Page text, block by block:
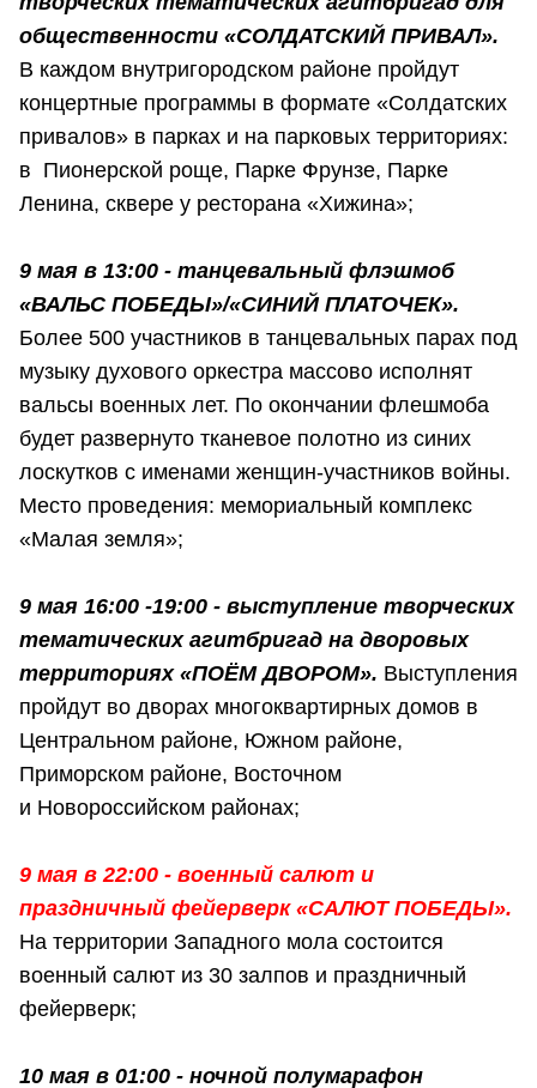
общественности «СОЛДАТСКИЙ ПРИВАЛ».
В каждом внутригородском районе пройдут
концертные программы в формате «Солдатских
привалов» в парках и на парковых территориях:
в Пионерской роще, Парке Фрунзе, Парке
Ленина, сквере у ресторана «Хижина»;
9 мая в 13:00 - танцевальный флэшмоб
«ВАЛЬС ПОБЕДЫ»/«СИНИЙ ПЛАТОЧЕК».
Более 500 участников в танцевальных парах под
музыку духового оркестра массово исполнят
вальсы военных лет. По окончании флешмоба
будет развернуто тканевое полотно из синих
лоскутков с именами женщин-участников войны.
Место проведения: мемориальный комплекс
«Малая земля»;
9 мая 16:00 -19:00 - выступление творческих
тематических агитбригад на дворовых
территориях «ПОЁМ ДВОРОМ». Выступления
пройдут во дворах многоквартирных домов в
Центральном районе, Южном районе,
Приморском районе, Восточном
и Новороссийском районах;
9 мая в 22:00 - военный салют и
праздничный фейерверк «САЛЮТ ПОБЕДЫ».
На территории Западного мола состоится
военный салют из 30 залпов и праздничный
фейерверк;
10 мая в 01:00 - ночной полумарафон